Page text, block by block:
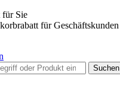
für Sie
für Geschäftskunden
Suchen